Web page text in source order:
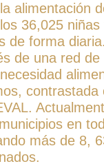
alimentación
36,025
de forma
de una red de
contrastada
en
más de 8,